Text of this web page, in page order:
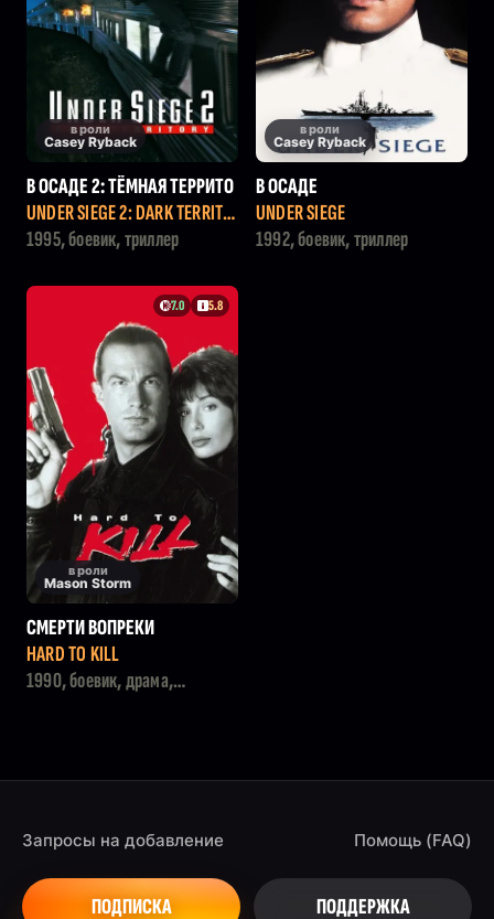
в роли
Casey Ryback
В ОСАДЕ 2: ТЁМНАЯ ТЕРРИТО
РИЯ
UNDER SIEGE 2: DARK TERRITO
RY
1995, боевик, триллер
в роли
Casey Ryback
В ОСАДЕ
UNDER SIEGE
1992, боевик, триллер
7.0 5.8
в роли
Mason Storm
СМЕРТИ ВОПРЕКИ
HARD TO KILL
1990, боевик, драма,
Запросы на добавление
ПОДПИСКА
Помощь (FAQ)
ПОДДЕРЖКА